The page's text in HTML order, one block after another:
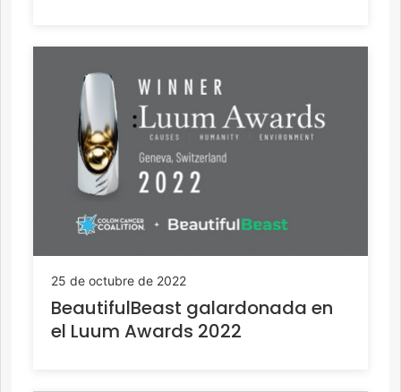
25 de octubre de 2022
BeautifulBeast galardonada en
el Luum Awards 2022